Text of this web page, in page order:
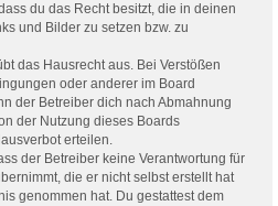
du das Recht besitzt, die in deinen
und Bilder zu setzen bzw. zu
das Hausrecht aus. Bei Verstößen
oder anderer im Board
der Betreiber dich nach Abmahnung
der Nutzung dieses Boards
erteilen.
der Betreiber keine Verantwortung für
die er nicht selbst erstellt hat
genommen hat. Du gestattest dem